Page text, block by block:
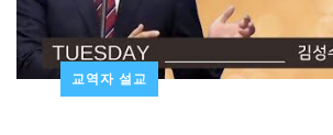
교역자 설교